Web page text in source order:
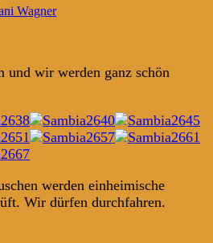
Wagner
und wir werden ganz schön
werden einheimische
Wir dürfen durchfahren.